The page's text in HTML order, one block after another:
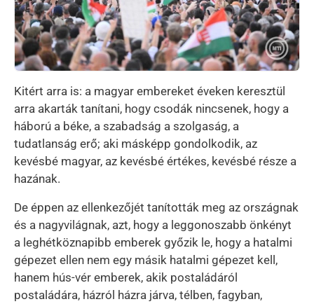
Kitért arra is: a magyar embereket éveken keresztül
arra akarták tanítani, hogy csodák nincsenek, hogy a
háború a béke, a szabadság a szolgaság, a
tudatlanság erő; aki másképp gondolkodik, az
kevésbé magyar, az kevésbé értékes, kevésbé része a
hazának.
De éppen az ellenkezőjét tanították meg az országnak
és a nagyvilágnak, azt, hogy a leggonoszabb önkényt
a leghétköznapibb emberek győzik le, hogy a hatalmi
gépezet ellen nem egy másik hatalmi gépezet kell,
hanem hús-vér emberek, akik postaládáról
postaládára, házról házra járva, télben, fagyban,